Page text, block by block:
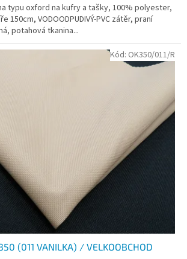
typu oxford na kufry a tašky, 100% polyester,
150cm, VODOODPUDIVÝ-PVC zátěr, praní
potahová tkanina...
(011 VANILKA) / VELKOOBCHOD
Kód: OK350/011/R